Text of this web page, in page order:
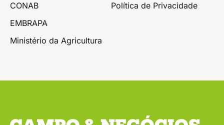
CONAB
EMBRAPA
Ministério da Agricultura
Política de Privacidade